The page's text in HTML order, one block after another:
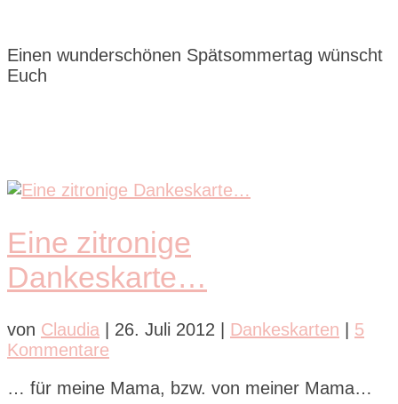
Einen wunderschönen Spätsommertag wünscht
Euch
Eine zitronige
Dankeskarte…
von Claudia 26. Juli 2012 Dankeskarten
5
Kommentare
… für meine Mama, bzw. von meiner Mama…